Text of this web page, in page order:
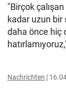
"Birçok
kadar uzun bir
daha önce hiç
Nachrichten